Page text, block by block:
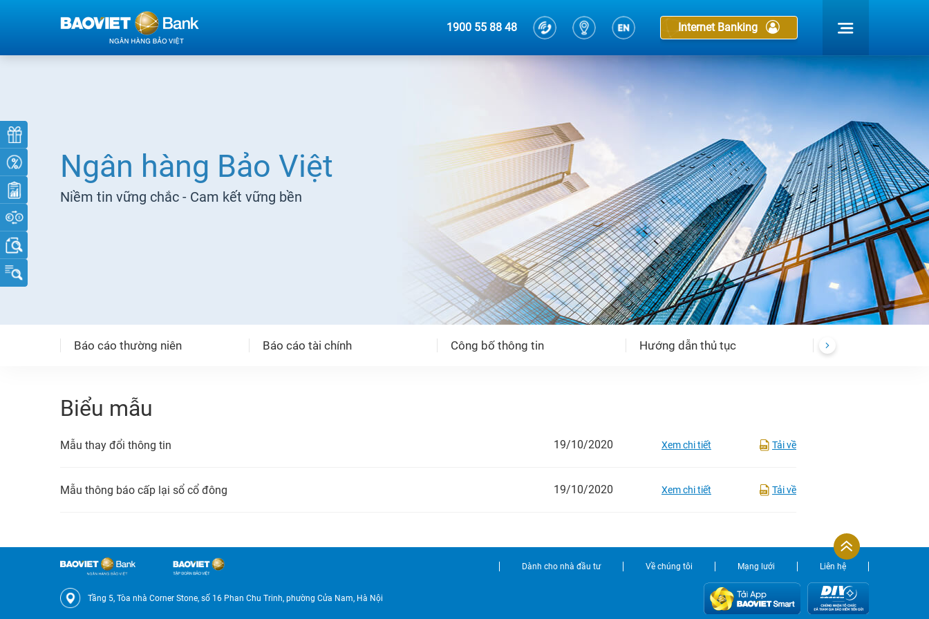
1900 55 88 48 Internet Banking
Ngân hàng Bảo Việt
Niềm tin vững chắc - Cam kết vững bền
Báo cáo thường niên Báo cáo tài chính Công bố thông tin Hướng dẫn thủ tục
Biểu mẫu
Mẫu thay đổi thông tin 19/10/2020 Xem chi tiết Tải về
Mẫu thông báo cấp lại sổ cổ đông 19/10/2020 Xem chi tiết Tải về
Dành cho nhà đầu tư Về chúng tôi Mạng lưới Liên hệ
Tầng 5, Tòa nhà Corner Stone, số 16 Phan Chu Trinh, phường Cửa Nam, Hà Nội